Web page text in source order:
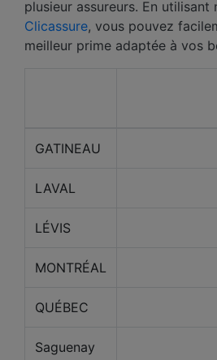
plusieur assureurs. En
Clicassure, vous pouvez
meilleur prime adaptée à vos
GATINEAU
LAVAL
LÉVIS
MONTRÉAL
QUÉBEC
Saguenay